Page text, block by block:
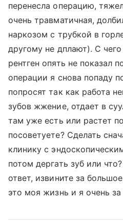
перенесла операцию,
очень травматичная,
наркозом с трубкой в
другому не дплают). С
рентген опять не показал
операции я снова попаду
попросят так как работа
зубов жжение, отдает в
там уже есть или растет
посоветуете? Сделать
клинику с
потом дергать зуб или
ответ, извините за
это моя жизнь и я очень